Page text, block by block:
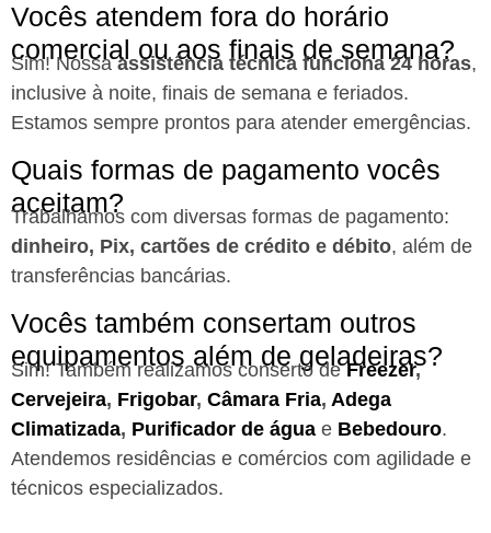
Vocês atendem fora do horário
comercial ou aos finais de semana?
Sim! Nossaassistência técnica funciona 24 horas,
inclusive à noite, finais de semana e feriados.
Estamos sempre prontos para atender emergências.
Quais formas de pagamento vocês
aceitam?
Trabalhamos com diversas formas de pagamento:
dinheiro, Pix, cartões de crédito e débito, além de
transferências bancárias.
Vocês também consertam outros
equipamentos além de geladeiras?
Sim! Também realizamos conserto deFreezer,
Cervejeira, Frigobar, Câmara Fria, Adega
Climatizada, Purificador de água e Bebedouro.
Atendemos residências e comércios com agilidade e
técnicos especializados.